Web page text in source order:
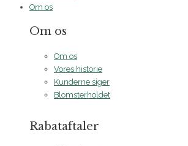
Om os
Om os
Om os
Vores historie
Kunderne siger
Blomsterholdet
Rabataftaler